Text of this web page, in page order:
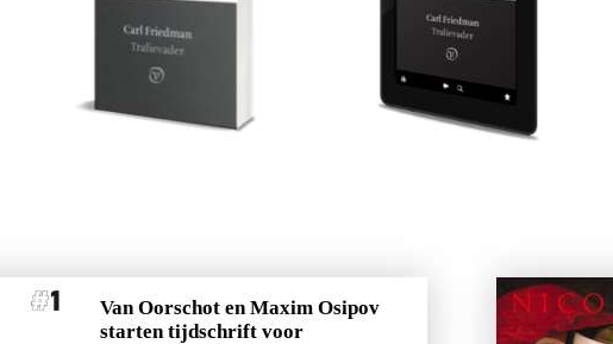
Van Oorschot en Maxim Osipov
starten tijdschrift voor